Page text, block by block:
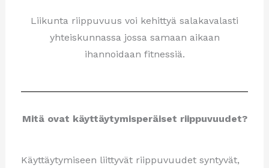
Liikunta riippuvuus voi kehittyä salakavalasti
yhteiskunnassa jossa samaan aikaan
ihannoidaan fitnessiä.
Mitä ovat käyttäytymisperäiset riippuvuudet?
Käyttäytymiseen liittyvät riippuvuudet syntyvät,